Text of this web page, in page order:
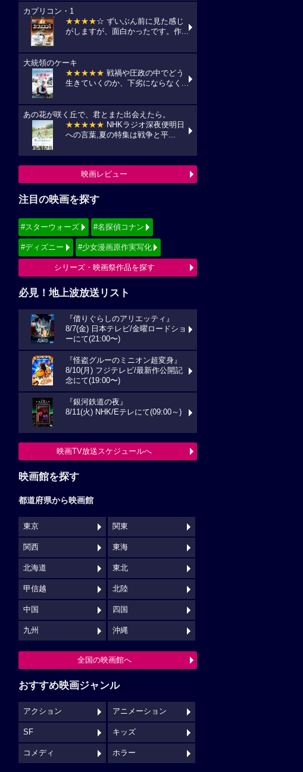
カプリコン・1
★★★★☆ ずいぶん前に見た感じ
がしますが、面白かったです。作...
大統領のケーキ
★★★★★ 戦禍や圧政の中でどう
生きていくのか、下劣にならなく...
あの花が咲く丘で、君とまた出会えたら。
★★★★★ NHKラジオ深夜便明日
への言葉,夏の特集は戦争と平...
映画レビュー
注目の映画を探す
#スターウォーズ #名探偵コナン
#ディズニー #少女漫画原作実写化
シリーズ・映画祭作品を探す
必見！地上波放送リスト
『借りぐらしのアリエッティ』
8/7(金) 日本テレビ/金曜ロードショ
ーにて(21:00〜)
『怪盗グルーのミニオン超変身』
8/10(月) フジテレビ/最新作公開記
念にて(19:00〜)
『銀河鉄道の夜』
8/11(火) NHK/Eテレにて(09:00～)
映画TV放送スケジュールへ
映画館を探す
都道府県から映画館
東京 関東
関西 東海
北海道 東北
甲信越 北陸
中国 四国
九州 沖縄
全国の映画館へ
おすすめ映画ジャンル
アクション アニメーション
SF キッズ
コメディ ホラー